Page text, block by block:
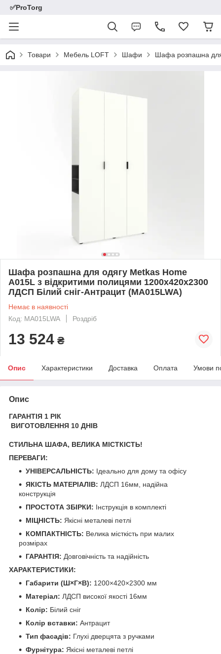
✅ProTorg
Товари Мебель LOFT Шафи Шафа розпашна для
Шафа розпашна для одягу Metkas Home
A015L з відкритими полицями 1200х420х2300
ЛДСП Білий сніг-Антрацит (MA015LWA)
Немає в наявності
Код: MA015LWA
Роздріб
13 524 ₴
Опис Характеристики Доставка Оплата Умови
Опис
ГАРАНТІЯ 1 РІК
ВИГОТОВЛЕННЯ 10 ДНІВ
СТИЛЬНА ШАФА, ВЕЛИКА МІСТКІСТЬ!
ПЕРЕВАГИ:
УНІВЕРСАЛЬНІСТЬ: Ідеально для дому та офісу
ЯКІСТЬ МАТЕРІАЛІВ: ЛДСП 16мм, надійна
конструкція
ПРОСТОТА ЗБІРКИ: Інструкція в комплекті
МІЦНІСТЬ: Якісні металеві петлі
КОМПАКТНІСТЬ: Велика місткість при малих
розмірах
ГАРАНТІЯ: Довговічність та надійність
ХАРАКТЕРИСТИКИ:
Габарити (Ш×Г×В): 1200×420×2300 мм
Матеріал: ЛДСП високої якості 16мм
Колір: Білий сніг
Колір вставки: Антрацит
Тип фасадів: Глухі дверцята з ручками
Фурнітура: Якісні металеві петлі